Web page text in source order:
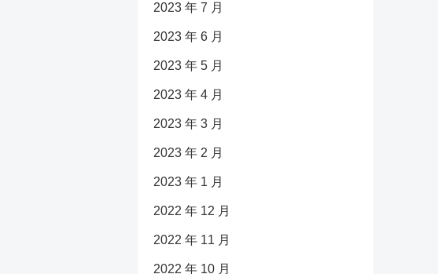
2023 年 7 月
2023 年 6 月
2023 年 5 月
2023 年 4 月
2023 年 3 月
2023 年 2 月
2023 年 1 月
2022 年 12 月
2022 年 11 月
2022 年 10 月